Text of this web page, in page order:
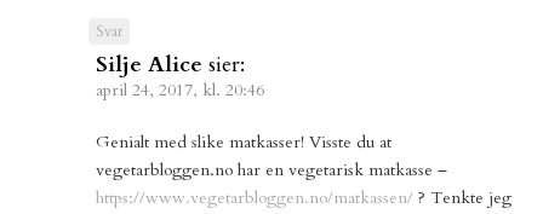
Svar
Silje Alice sier:
april 24, 2017, kl. 20:46
Genialt med slike matkasser! Visste du at
vegetarbloggen.no har en vegetarisk matkasse –
https://www.vegetarbloggen.no/matkassen/ ? Tenkte jeg